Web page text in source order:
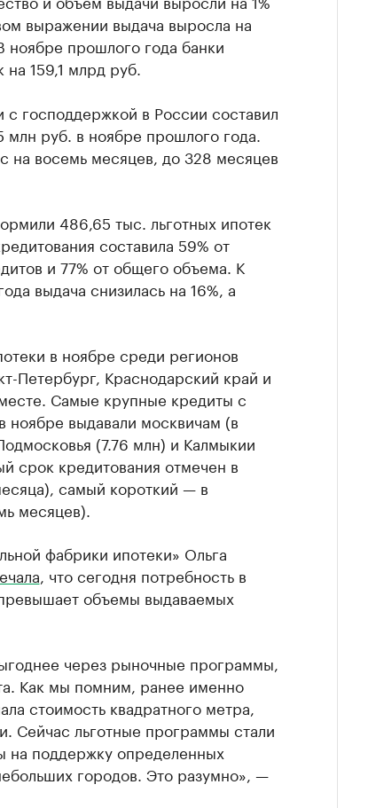
выражении выдача выросла на
ноябре прошлого года банки
159,1 млрд руб.
господдержкой в России составил
руб. в ноябре прошлого года.
на восемь месяцев, до 328 месяцев
486,65 тыс. льготных ипотек
составила 59% от
и 77% от общего объема. К
выдача снизилась на 16%, а
в ноябре среди регионов
Петербург, Краснодарский край и
Самые крупные кредиты с
ноябре выдавали москвичам (в
(7.76 млн) и Калмыкии
срок кредитования отмечен в
самый короткий — в
месяцев).
фабрики ипотеки» Ольга
, что сегодня потребность в
объемы выдаваемых
через рыночные программы,
Как мы помним, ранее именно
стоимость квадратного метра,
Сейчас льготные программы стали
на поддержку определенных
городов. Это разумно», —